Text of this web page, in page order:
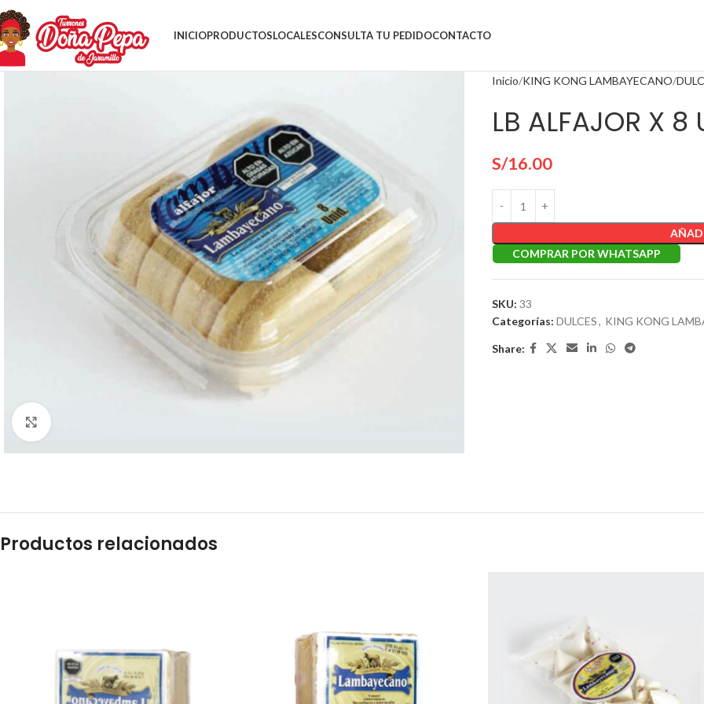
INICIOPRODUCTOSLOCALESCONSULTA TU PEDIDOCONTACTO
Inicio KING KONG LAMBAYECANO
LB ALFAJOR X 8
S/16.00
COMPRAR POR WHATSAPP
SKU: 33
Categorías: DULCES, KING KONG
Share:
Productos relacionados